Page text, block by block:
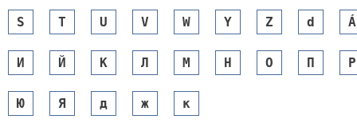
S T U V W Y Z d Á
И Й К Л М Н О П Р
Ю Я д ж к